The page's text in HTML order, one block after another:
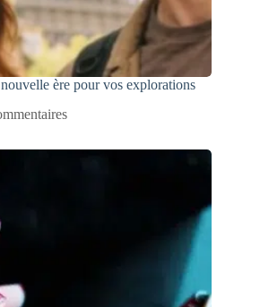
ère pour vos explorations